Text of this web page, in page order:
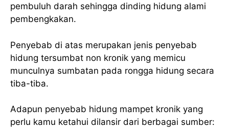
pembuluh darah sehingga dinding hidung alami
pembengkakan.
Penyebab di atas merupakan jenis penyebab
hidung tersumbat non kronik yang memicu
munculnya sumbatan pada rongga hidung secara
tiba-tiba.
Adapun penyebab hidung mampet kronik yang
perlu kamu ketahui dilansir dari berbagai sumber: